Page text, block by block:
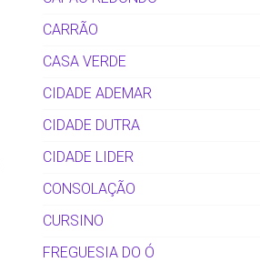
CARRÃO
CASA VERDE
CIDADE ADEMAR
CIDADE DUTRA
CIDADE LIDER
CONSOLAÇÃO
CURSINO
FREGUESIA DO Ó